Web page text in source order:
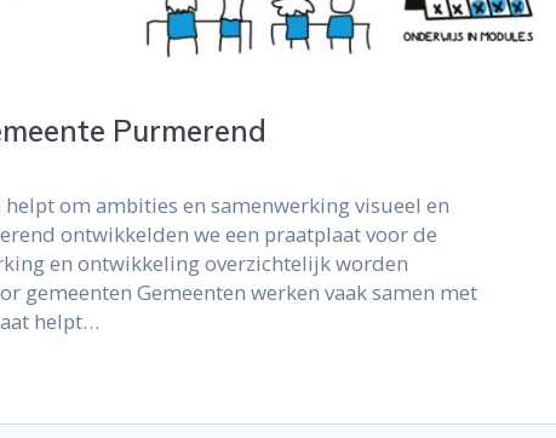
Purmerend
om ambities en samenwerking visueel en
ontwikkelden we een praatplaat voor de
en ontwikkeling overzichtelijk worden
gemeenten Gemeenten werken vaak samen met
helpt…